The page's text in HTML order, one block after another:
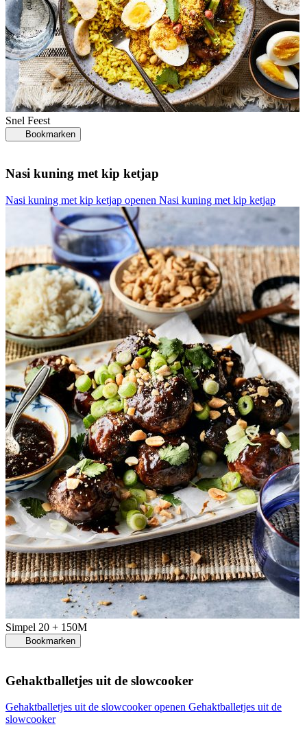
Snel Feest
Bookmarken
Nasi kuning met kip ketjap
Nasi kuning met kip ketjap openen Nasi kuning met kip ketjap
Simpel 20 + 150M
Bookmarken
Gehaktballetjes uit de slowcooker
Gehaktballetjes uit de slowcooker openen Gehaktballetjes uit de
slowcooker